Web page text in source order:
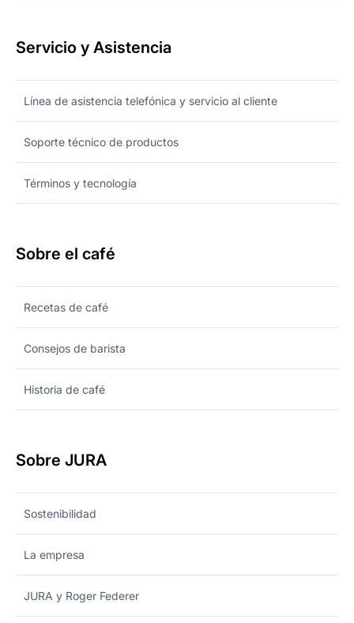
Servicio y Asistencia
Línea de asistencia telefónica y servicio al cliente
Soporte técnico de productos
Términos y tecnología
Sobre el café
Recetas de café
Consejos de barista
Historia de café
Sobre JURA
Sostenibilidad
La empresa
JURA y Roger Federer